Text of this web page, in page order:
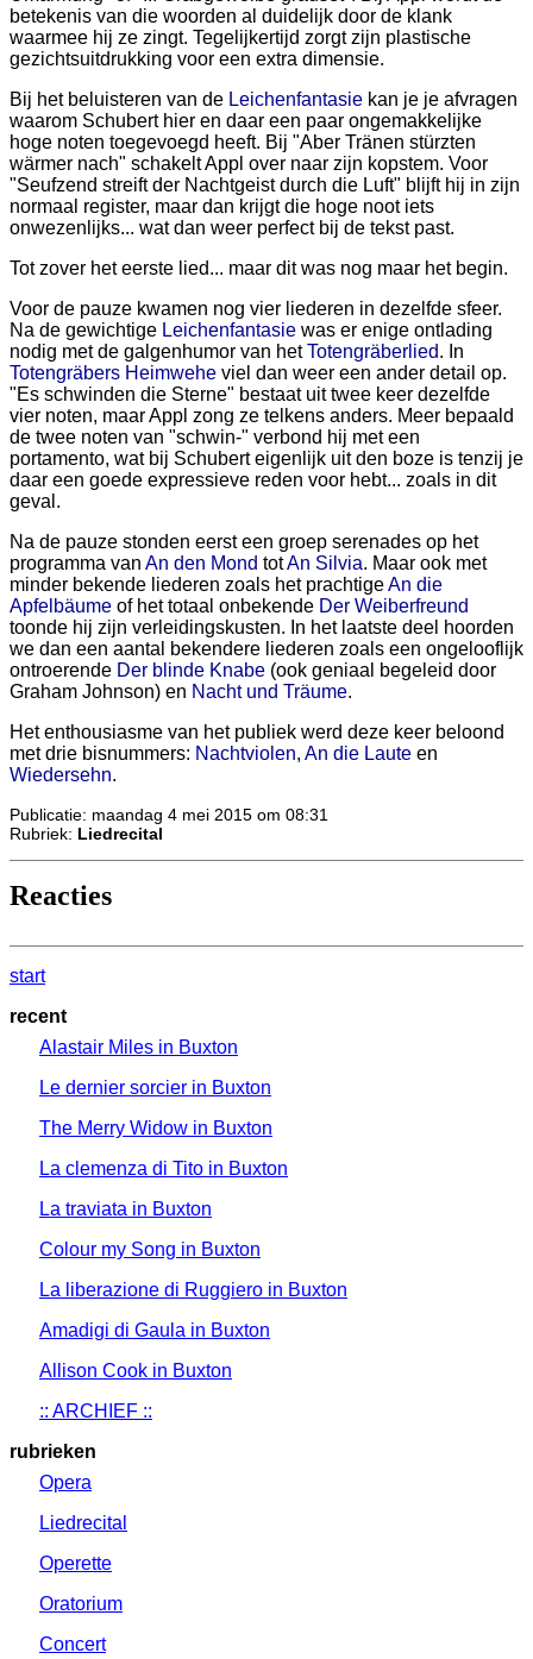
betekenis van die woorden al duidelijk door de klank
waarmee hij ze zingt. Tegelijkertijd zorgt zijn plastische
gezichtsuitdrukking voor een extra dimensie.
Bij het beluisteren van de Leichenfantasie kan je je afvragen
waarom Schubert hier en daar een paar ongemakkelijke
hoge noten toegevoegd heeft. Bij "Aber Tränen stürzten
wärmer nach" schakelt Appl over naar zijn kopstem. Voor
"Seufzend streift der Nachtgeist durch die Luft" blijft hij in zijn
normaal register, maar dan krijgt die hoge noot iets
onwezenlijks... wat dan weer perfect bij de tekst past.
Tot zover het eerste lied... maar dit was nog maar het begin.
Voor de pauze kwamen nog vier liederen in dezelfde sfeer.
Na de gewichtige Leichenfantasie was er enige ontlading
nodig met de galgenhumor van hetTotengräberlied. In
Totengräbers Heimwehe viel dan weer een ander detail op.
"Es schwinden die Sterne" bestaat uit twee keer dezelfde
vier noten, maar Appl zong ze telkens anders. Meer bepaald
de twee noten van "schwin-" verbond hij met een
portamento, wat bij Schubert eigenlijk uit den boze is tenzij je
daar een goede expressieve reden voor hebt... zoals in dit
geval.
Na de pauze stonden eerst een groep serenades op het
programma van An den Mond totAn Silvia. Maar ook met
minder bekende liederen zoals het prachtigeAn die
Apfelbäume of het totaal onbekende Der Weiberfreund
toonde hij zijn verleidingskusten. In het laatste deel hoorden
we dan een aantal bekendere liederen zoals een ongelooflijk
ontroerende Der blinde Knabe (ook geniaal begeleid door
Graham Johnson) en Nacht und Träume.
Het enthousiasme van het publiek werd deze keer beloond
met drie bisnummers: Nachtviolen, An die Laute en
Wiedersehn.
Publicatie: maandag 4 mei 2015 om 08:31
Rubriek: Liedrecital
Reacties
start
recent
Alastair Miles in Buxton
Le dernier sorcier in Buxton
The Merry Widow in Buxton
La clemenza di Tito in Buxton
La traviata in Buxton
Colour my Song in Buxton
La liberazione di Ruggiero in Buxton
Amadigi di Gaula in Buxton
Allison Cook in Buxton
:: ARCHIEF ::
rubrieken
Opera
Liedrecital
Operette
Oratorium
Concert